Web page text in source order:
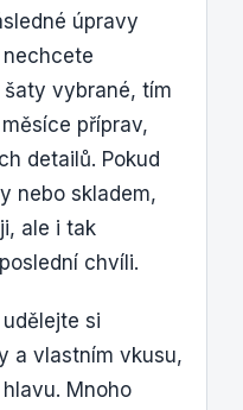
úpravy
vybrané, tím
příprav,
detailů. Pokud
nebo skladem,
ale i tak
chvíli.
si
a vlastním vkusu,
Mnoho